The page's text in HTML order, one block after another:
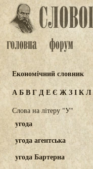
Економічний словник
АБВГДЕЄ ЖЗІКЛ
Слова на літеру "У"
угода
угода агентська
угода Бартерна